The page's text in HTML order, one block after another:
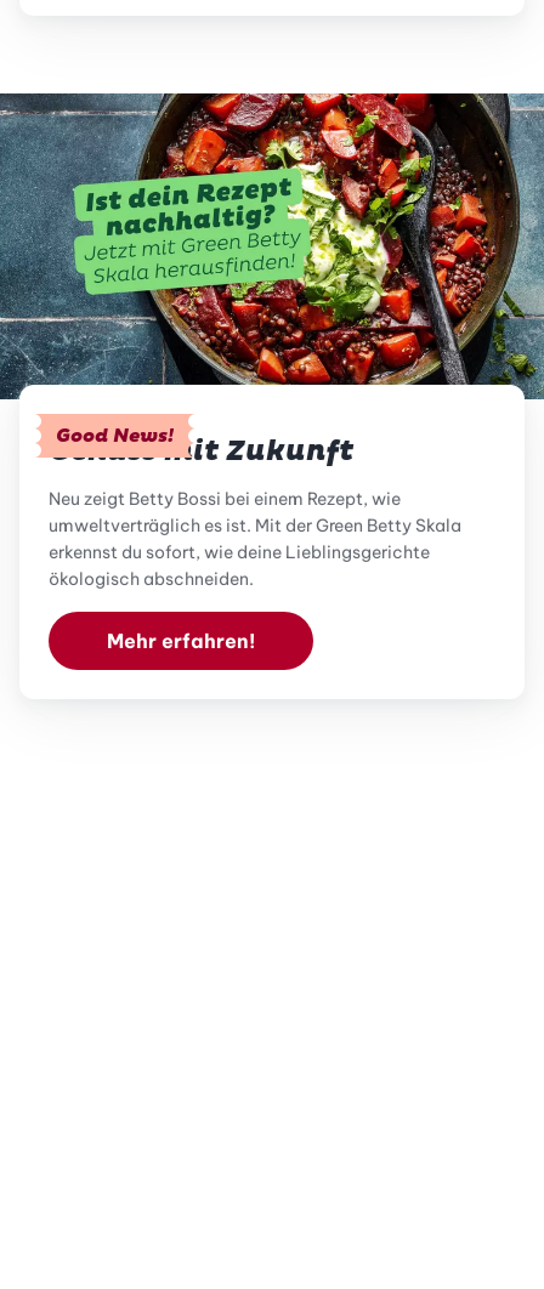
Good News!
Genuss mit Zukunft
Neu zeigt Betty Bossi bei einem Rezept, wie
umweltverträglich es ist. Mit der Green Betty Skala
erkennst du sofort, wie deine Lieblingsgerichte
ökologisch abschneiden.
Mehr erfahren!